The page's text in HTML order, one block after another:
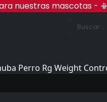
nuestras mascotas -